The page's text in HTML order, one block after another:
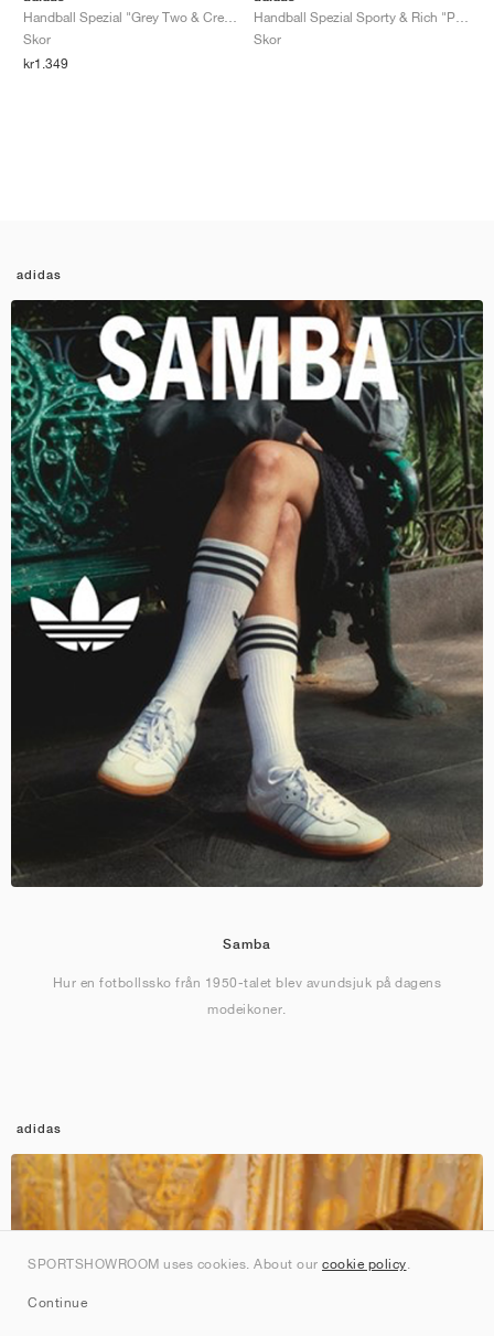
Skor
kr1.349
Skor
adidas
Samba
Hur en fotbollssko från 1950-talet blev avundsjuk på dagens
modeikoner.
adidas
SPORTSHOWROOM uses cookies. About our cookie policy.
Continue